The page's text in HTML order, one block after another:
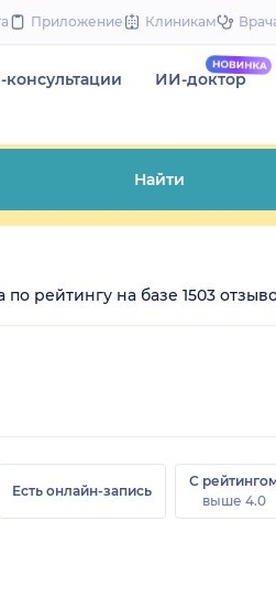
Приложение Клиникам
ИИ-доктор
Найти
рейтингу на базе 1503
Есть онлайн-запись
С
выше 4.0